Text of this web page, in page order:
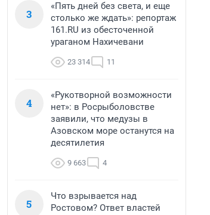
3
«Пять дней без света, и еще
столько же ждать»: репортаж
161.RU из обесточенной
ураганом Нахичевани
23 314 11
4
«Рукотворной возможности
нет»: в Росрыболовстве
заявили, что медузы в
Азовском море останутся на
десятилетия
9 663 4
5
Что взрывается над
Ростовом? Ответ властей